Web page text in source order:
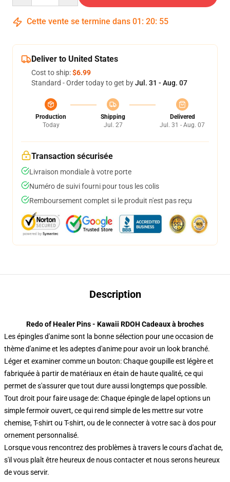
Cette vente se termine dans 01 : 20: 54
Deliver to United States
Cost to ship:$6.99
Standard - Order today to get byJul. 31 - Aug. 07
Production
Today
Shipping
Jul. 27
Delivered
Jul. 31 - Aug. 07
Transaction sécurisée
Livraison mondiale à votre porte
Numéro de suivi fourni pour tous les colis
Remboursement complet si le produit n'est pas reçu
Description
Redo of Healer Pins - Kawaii RDOH Cadeaux à broches
Les épingles d'anime sont la bonne sélection pour une occasion de
thème d'anime et les adeptes d'anime pour avoir un look branché.
Léger et examiner comme un bouton: Chaque goupille est légère et
fabriquée à partir de matériaux en étain de haute qualité, ce qui
permet de s'assurer que tout dure aussi longtemps que possible.
Tout droit pour faire usage de: Chaque épingle de lapel options un
simple fermoir ouvert, ce qui rend simple de les mettre sur votre
chemise, T-shirt ou T-shirt, ou de le connecter à votre sac à dos pour
ornement personnalisé.
Lorsque vous rencontrez des problèmes à travers le cours d'achat de,
s'il vous plaît être heureux de nous contacter et nous serons heureux
de vous servir.